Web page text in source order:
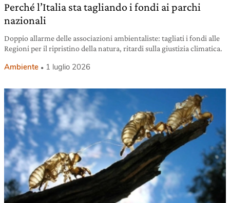
Perché l’Italia sta tagliando i fondi ai parchi
nazionali
Doppio allarme delle associazioni ambientaliste: tagliati i fondi alle
Regioni per il ripristino della natura, ritardi sulla giustizia climatica.
Ambiente 1 luglio 2026